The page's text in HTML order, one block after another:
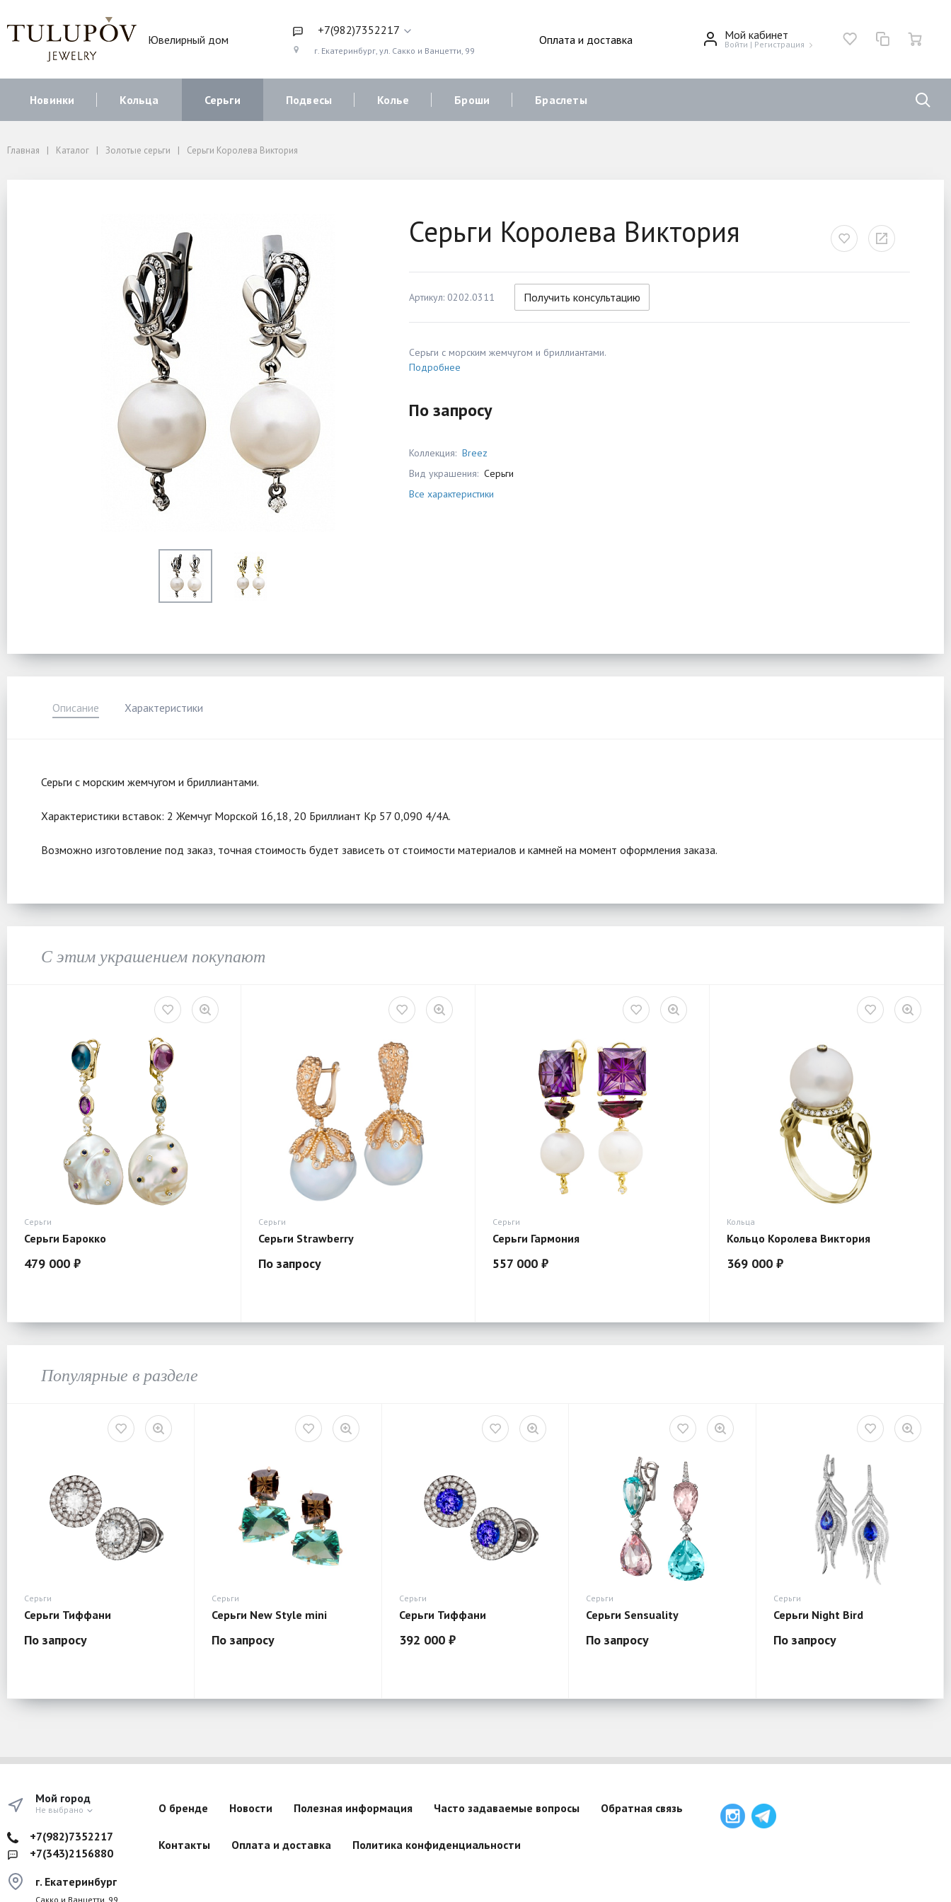
Ювелирный дом
+7(982)7352217
г. Екатеринбург, ул. Сакко и Ванцетти, 99
Оплата и доставка Мой кабинет
Войти | Регистрация
Новинки Кольца Серьги Подвесы Колье Броши Браслеты
Главная Каталог Золотые серьги Серьги Королева Виктория
Серьги Королева Виктория
Артикул: 0202.0311 Получить консультацию
Серьги с морским жемчугом и бриллиантами.
Подробнее
По запросу
Коллекция: Breez
Вид украшения: Серьги
Все характеристики
Описание Характеристики
Серьги с морским жемчугом и бриллиантами.
Характеристики вставок: 2 Жемчуг Морской 16,18, 20 Бриллиант Кр 57 0,090 4/4А.
Возможно изготовление под заказ, точная стоимость будет зависеть от стоимости материалов и камней на момент оформления заказа.
С этим украшением покупают
Серьги
Серьги Барокко
479 000 ₽
Серьги
Серьги Strawberry
По запросу
Серьги
Серьги Гармония
557 000 ₽
Кольца
Кольцо Королева Виктория
369 000 ₽
Популярные в разделе
Серьги
Серьги Тиффани
По запросу
Серьги
Серьги New Style mini
По запросу
Серьги
Серьги Тиффани
392 000 ₽
Серьги
Серьги Sensuality
По запросу
Серьги
Серьги Night Bird
По запросу
Мой город
Не выбрано
+7(982)7352217
+7(343)2156880
г. Екатеринбург
Сакко и Ванцетти, 99
О бренде Новости Полезная информация Часто задаваемые вопросы Обратная связь
Контакты Оплата и доставка Политика конфиденциальности